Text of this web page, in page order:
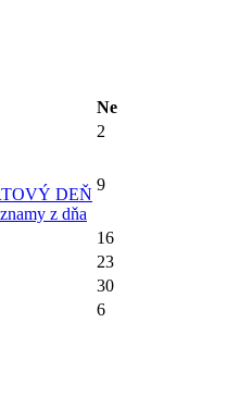
Ne
2
DEŇ
z dňa
9
16
23
30
6